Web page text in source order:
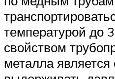
температурой до
свойством
металла является